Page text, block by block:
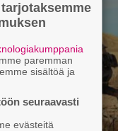
paremman
sisältöä ja
seuraavasti
evästeitä